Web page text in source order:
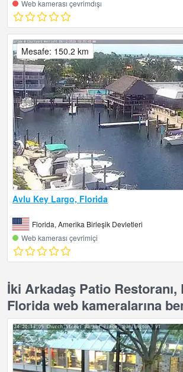
Web kamerası çevrimdışı
Avlu Key Largo, Florida
Florida, Amerika Birleşik Devletleri
Web kamerası çevrimiçi
Mesafe: 150.2 km
İki Arkadaş Patio Restoranı,
Florida web kameralarına